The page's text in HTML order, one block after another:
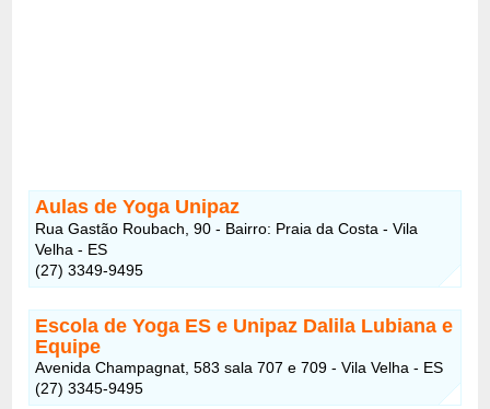
Aulas de Yoga Unipaz
Rua Gastão Roubach, 90 - Bairro: Praia da Costa - Vila
Velha - ES
(27) 3349-9495
Escola de Yoga ES e Unipaz Dalila Lubiana e
Equipe
Avenida Champagnat, 583 sala 707 e 709 - Vila Velha - ES
(27) 3345-9495